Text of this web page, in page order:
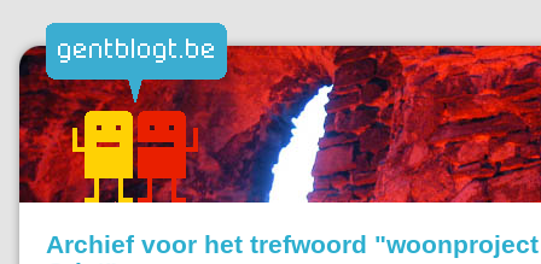
Archief voor het trefwoord